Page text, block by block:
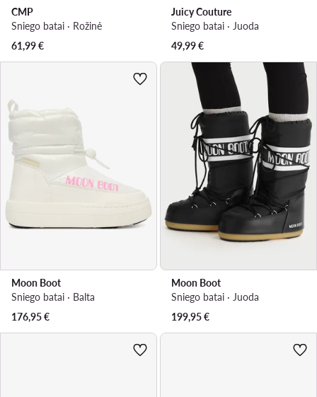
CMP
Sniego batai · Rožinė
61,99€
Juicy Couture
Sniego batai · Juoda
49,99€
Moon Boot
Sniego batai · Balta
176,95€
Moon Boot
Sniego batai · Juoda
199,95€